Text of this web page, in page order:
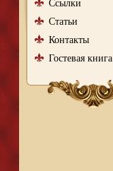
Ссылки
Статьи
Контакты
Гостевая книга